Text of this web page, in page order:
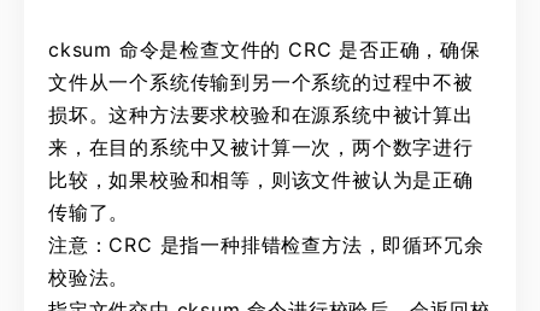
cksum 命令是检查文件的 CRC 是否正确，确保
文件从一个系统传输到另一个系统的过程中不被
损坏。这种方法要求校验和在源系统中被计算出
来，在目的系统中又被计算一次，两个数字进行
比较，如果校验和相等，则该文件被认为是正确
传输了。
注意：CRC 是指一种排错检查方法，即循环冗余
校验法。